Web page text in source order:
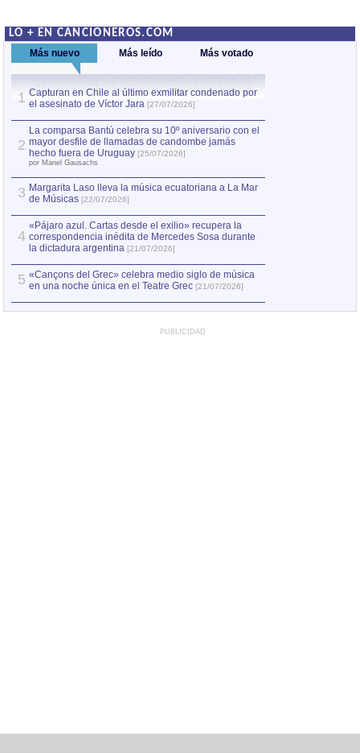
LO + EN CANCIONEROS.COM
Más nuevo Más leído Más votado
1 Capturan en Chile al último exmilitar condenado por
el asesinato de Víctor Jara [27/07/2026]
2
La comparsa Bantú celebra su 10º aniversario con el
mayor desfile de llamadas de candombe jamás
hecho fuera de Uruguay [25/07/2026]
por Manel Gausachs
3 Margarita Laso lleva la música ecuatoriana a La Mar
de Músicas [22/07/2026]
4
«Pájaro azul. Cartas desde el exilio» recupera la
correspondencia inédita de Mercedes Sosa durante
la dictadura argentina [21/07/2026]
5 «Cançons del Grec» celebra medio siglo de música
en una noche única en el Teatre Grec [21/07/2026]
PUBLICIDAD